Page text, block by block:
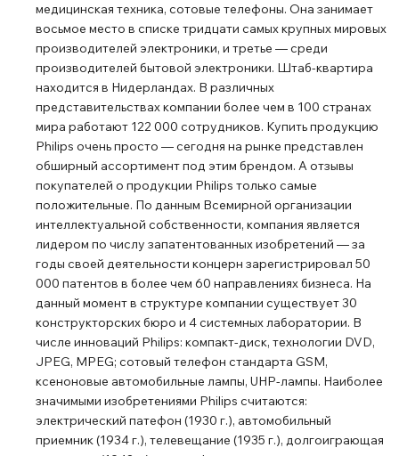
медицинская техника, сотовые телефоны. Она занимает
восьмое место в списке тридцати самых крупных мировых
производителей электроники, и третье ― среди
производителей бытовой электроники. Штаб-квартира
находится в Нидерландах. В различных
представительствах компании более чем в 100 странах
мира работают 122 000 сотрудников. Купить продукцию
Philips очень просто ― сегодня на рынке представлен
обширный ассортимент под этим брендом. А отзывы
покупателей о продукции Philips только самые
положительные. По данным Всемирной организации
интеллектуальной собственности, компания является
лидером по числу запатентованных изобретений ― за
годы своей деятельности концерн зарегистрировал 50
000 патентов в более чем 60 направлениях бизнеса. На
данный момент в структуре компании существует 30
конструкторских бюро и 4 системных лаборатории. В
числе инноваций Philips: компакт-диск, технологии DVD,
JPEG, MPEG; сотовый телефон стандарта GSM,
ксеноновые автомобильные лампы, UHP-лампы. Наиболее
значимыми изобретениями Philips считаются:
электрический патефон (1930 г.), автомобильный
приемник (1934 г.), телевещание (1935 г.), долгоиграющая